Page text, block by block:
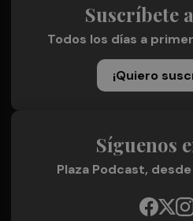
Suscríbete
Todos los días a
¡Quiero
Síguenos
Plaza Podcast,